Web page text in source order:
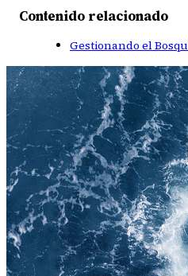
Contenido relacionado
Gestionando el